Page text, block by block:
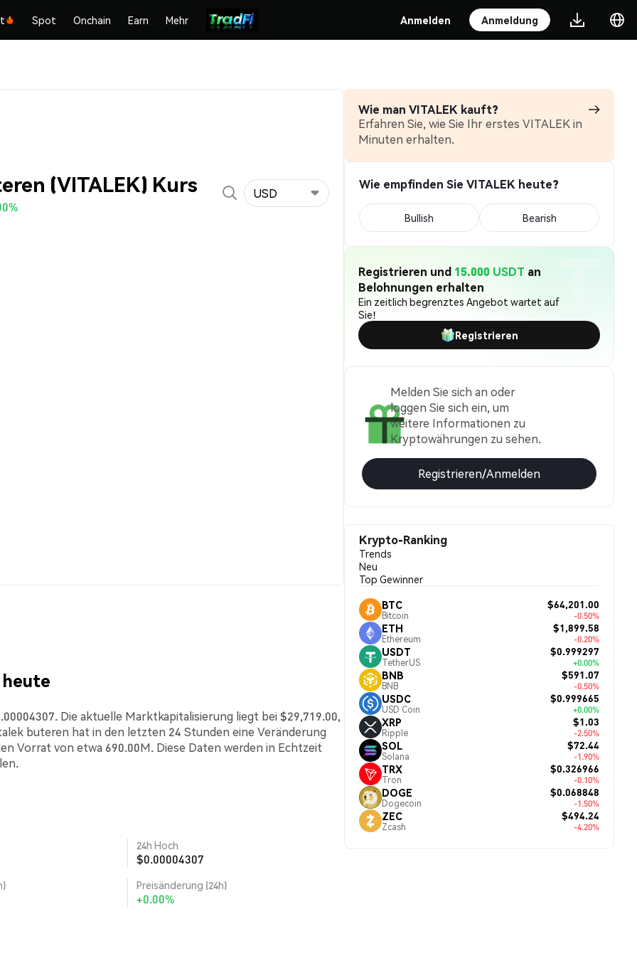
Spot Onchain Earn Mehr Anmelden Anmeldung
(VITALEK) Kurs USD
Die aktuelle Marktkapitalisierung liegt bei $29,719.00,
buteren hat in den letzten 24 Stunden eine Veränderung
Vorrat von etwa 690.00M. Diese Daten werden in Echtzeit
24h Hoch
$0.00004307
Preisänderung (24h)
+0.00%
Wie man VITALEK kauft?
Erfahren Sie, wie Sie Ihr erstes VITALEK in
Minuten erhalten.
Wie empfinden Sie VITALEK heute?
Bullish Bearish
Registrieren und 15.000 USDT an
Belohnungen erhalten
Ein zeitlich begrenztes Angebot wartet auf
Sie!
Registrieren
Melden Sie sich an oder
loggen Sie sich ein, um
weitere Informationen zu
Kryptowährungen zu sehen.
Registrieren/Anmelden
Krypto-Ranking
Trends
Neu
Top Gewinner
BTC
Bitcoin
$64,201.00
-0.50%
ETH
Ethereum
$1,899.58
-0.20%
USDT
TetherUS
$0.999297
+0.00%
BNB
BNB
$591.07
-0.50%
USDC
USD Coin
$0.999665
+0.00%
XRP
Ripple
$1.03
-2.50%
SOL
Solana
$72.44
-1.90%
TRX
Tron
$0.326966
-0.10%
DOGE
Dogecoin
$0.068848
-1.50%
ZEC
Zcash
$494.24
-4.20%